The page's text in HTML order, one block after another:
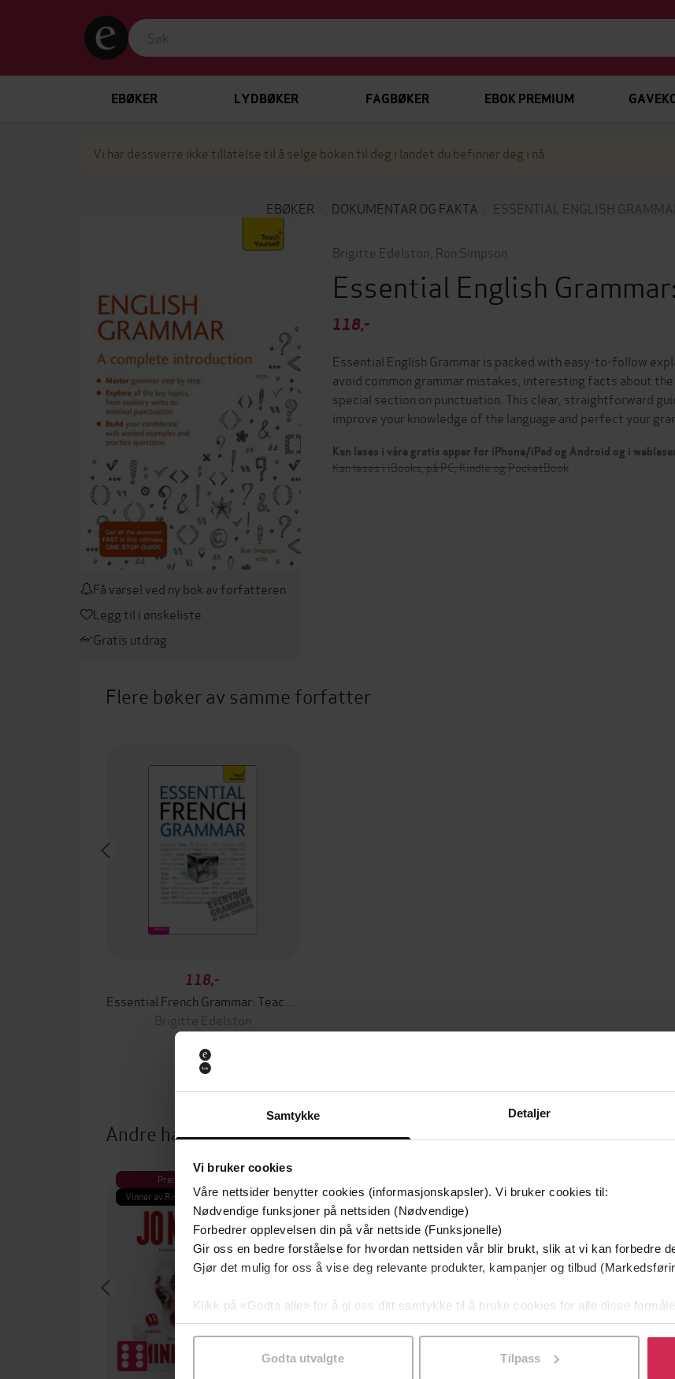
Samtykke Detaljer
Vi bruker cookies
Våre nettsider benytter cookies (informasjonskapsler). Vi bruker cookies til:
Nødvendige funksjoner på nettsiden (Nødvendige)
Forbedrer opplevelsen din på vår nettside (Funksjonelle)
Gir oss en bedre forståelse for hvordan nettsiden vår blir brukt, slik at vi kan forbedre
Gjør det mulig for oss å vise deg relevante produkter, kampanjer og tilbud
Klikk på «Godta alle» for å gi oss ditt samtykke til å bruke cookies for alle disse
samtykke til spesifikke formål ved å klikke på «Tilpass». Du kan når som helst trekke
Godta utvalgte Tilpass
EBØKER LYDBØKER FAGBØKER EBOK PREMIUM
Vi har dessverre ikke tillatelse til å selge boken til deg i landet du befinner deg i nå.
EBØKER DOKUMENTAR OG FAKTA ESSENTIAL ENGLISH
Få varsel ved ny bok av forfatteren
Legg til i ønskeliste
Gratis utdrag
Brigitte Edelston Ron Simpson
Essential English
118,-
Essential English Grammar is packed with easy-to-follow
avoid common grammar mistakes, interesting facts about
special section on punctuation. This clear, straightforward
improve your knowledge of the language and perfect your
Kan leses i våre gratis apper for iPhone/iPad og Android og i
Kan leses i iBooks, på PC, Kindle og PocketBook
Flere bøker av samme forfatter
118,-
Brigitte Edelston
Andre har også kjøpt
Premium
Vinner av Rivertonprisen
Første gang på tilbud